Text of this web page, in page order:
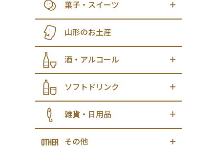
菓子・スイーツ
山形のお土産
酒・アルコール
ソフトドリンク
雑貨・日用品
その他